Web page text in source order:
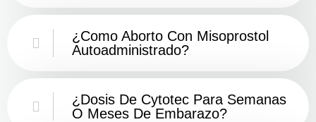
¿Como Aborto Con Misoprostol
Autoadministrado?
¿Dosis De Cytotec Para Semanas
O Meses De Embarazo?